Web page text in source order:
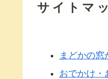
サイトマ
まどかの窓
おでかけ・